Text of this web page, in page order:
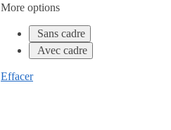
More options
Sans cadre
Avec cadre
Effacer